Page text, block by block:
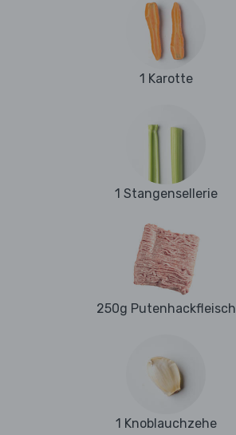
1 Karotte
1 Stangensellerie
250g Putenhackfleisch
1 Knoblauchzehe